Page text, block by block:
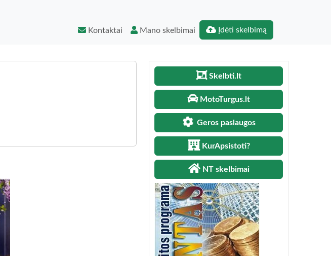
Kontaktai Mano skelbimai Įdėti skelbimą
Skelbti.lt
MotoTurgus.lt
Geros paslaugos
KurApsistoti?
NT skelbimai